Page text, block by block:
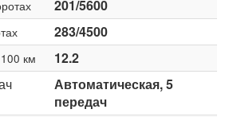
201/5600
283/4500
км
12.2
Автоматическая, 5
передач